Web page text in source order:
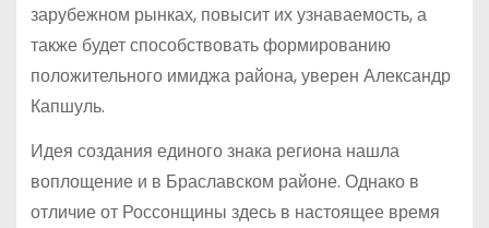
зарубежном рынках, повысит их узнаваемость, а
также будет способствовать формированию
положительного имиджа района, уверен Александр
Капшуль.
Идея создания единого знака региона нашла
воплощение и в Браславском районе. Однако в
отличие от Россонщины здесь в настоящее время